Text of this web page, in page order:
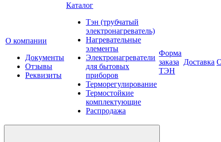
О компании
Документы
Отзывы
Реквизиты
Каталог
Тэн (трубчатый
электронагреватель)
Нагревательные
элементы
Электронагреватели
для бытовых
приборов
Терморегулирование
Термостойкие
комплектующие
Распродажа
Форма
заказа
ТЭН
Доставка